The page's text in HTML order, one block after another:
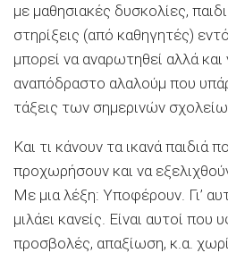
με μαθησιακές δυσκολίες,
στηρίξεις (από καθηγητές)
μπορεί να αναρωτηθεί αλλά
αναπόδραστο αλαλούμ που
τάξεις των σημερινών
Και τι κάνουν τα ικανά παιδιά
προχωρήσουν και να
Με μια λέξη: Υποφέρουν. Γι’
μιλάει κανείς. Είναι αυτοί που
προσβολές, απαξίωση, κ.α.